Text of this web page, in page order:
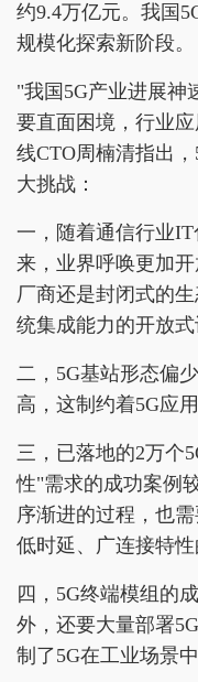
约9.4万亿元。我国
规模化探索新阶段。
"我国5G产业进展神
要直面困境，行业
线CTO周楠清指出
大挑战：
一，随着通信行业
来，业界呼唤更加
厂商还是封闭式的
统集成能力的开放式
二，5G基站形态偏
高，这制约着5G应
三，已落地的2万个
性"需求的成功案例
序渐进的过程，也需
低时延、广连接特性
四，5G终端模组的
外，还要大量部署
制了5G在工业场景